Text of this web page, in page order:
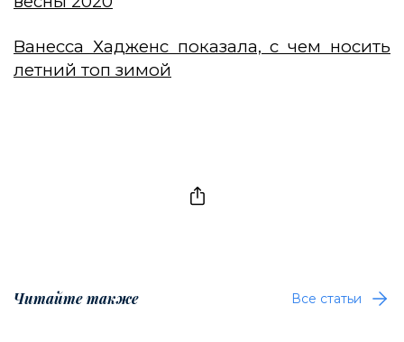
Ванесса Хадженс показала, с чем носить
летний топ зимой
Читайте также Все статьи